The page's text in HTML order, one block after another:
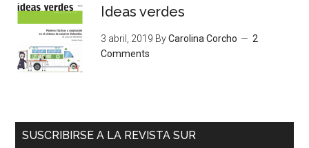
Ideas verdes
3 abril, 2019 ByCarolina Corcho
2
Comments
SUSCRIBIRSE A LA REVISTA SUR